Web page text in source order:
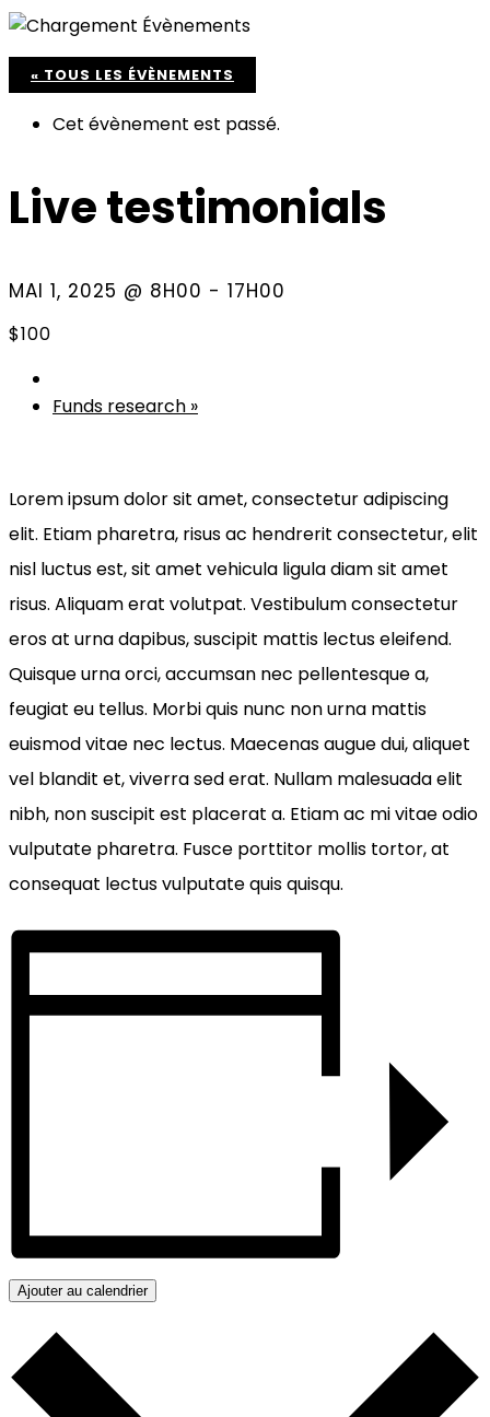
« TOUS LES ÉVÈNEMENTS
Cet évènement est passé.
Live testimonials
MAI 1, 2025 @ 8H00 - 17H00
$100
Funds research »
Lorem ipsum dolor sit amet, consectetur adipiscing
elit. Etiam pharetra, risus ac hendrerit consectetur, elit
nisl luctus est, sit amet vehicula ligula diam sit amet
risus. Aliquam erat volutpat. Vestibulum consectetur
eros at urna dapibus, suscipit mattis lectus eleifend.
Quisque urna orci, accumsan nec pellentesque a,
feugiat eu tellus. Morbi quis nunc non urna mattis
euismod vitae nec lectus. Maecenas augue dui, aliquet
vel blandit et, viverra sed erat. Nullam malesuada elit
nibh, non suscipit est placerat a. Etiam ac mi vitae odio
vulputate pharetra. Fusce porttitor mollis tortor, at
consequat lectus vulputate quis quisqu.
Ajouter au calendrier